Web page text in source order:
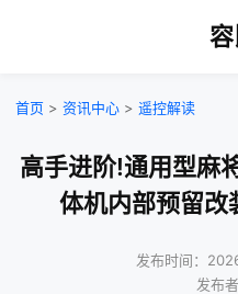
容
首页 > 资讯中心 > 遥控解读
高手进阶!通用型麻
体机内部预留
发布时间：
发布